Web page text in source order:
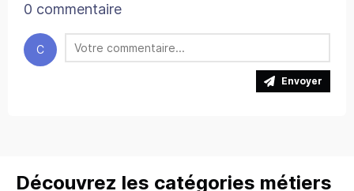
0 commentaire
C
Envoyer
Découvrez les catégories métiers